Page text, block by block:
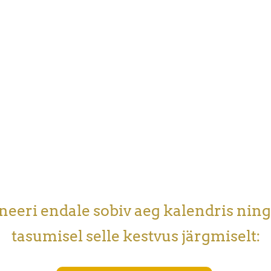
endale sobiv aeg kalendris
tasumisel selle kestvus järgmiselt: